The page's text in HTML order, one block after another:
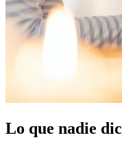
Lo que nadie